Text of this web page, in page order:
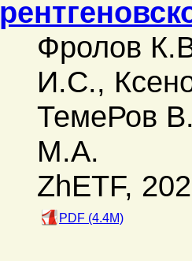
Фролов
И.С.,
ТемеРов
M.A.
ZhETF,
PDF (4.4M)